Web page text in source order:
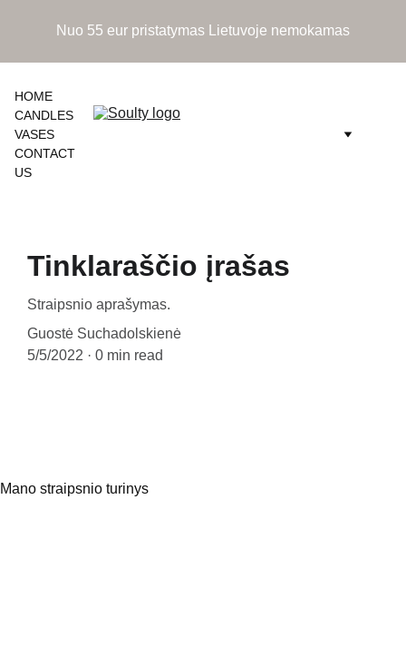
HOME
CANDLES
VASES
CONTACT
US
Tinklaraščio įrašas
Straipsnio aprašymas.
Guostė Suchadolskienė
5/5/2022
0 min read
Mano straipsnio turinys
Nuo 55 eur pristatymas Lietuvoje nemokamas